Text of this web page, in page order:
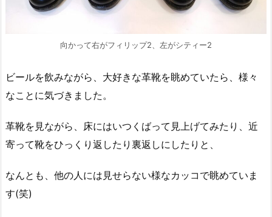
向かって右がフィリップ2、左がシティー2
ビールを飲みながら、大好きな革靴を眺めていたら、様々
なことに気づきました。
革靴を見ながら、床にはいつくばって見上げてみたり、近
寄って靴をひっくり返したり裏返しにしたりと、
なんとも、他の人には見せらない様なカッコで眺めていま
す(笑)